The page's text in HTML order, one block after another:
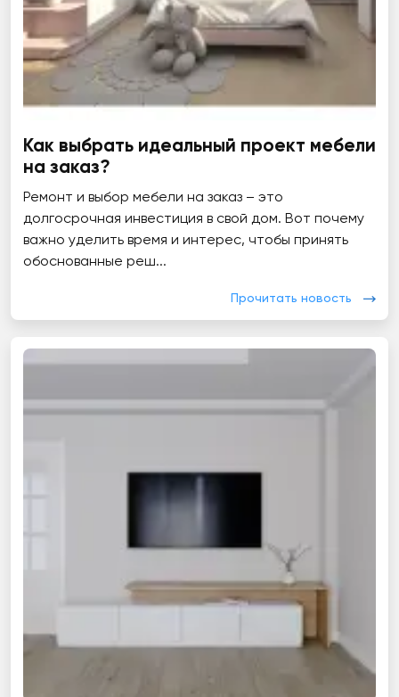
Как выбрать идеальный проект мебели
на заказ?
Ремонт и выбор мебели на заказ – это
долгосрочная инвестиция в свой дом. Вот почему
важно уделить время и интерес, чтобы принять
обоснованные реш...
Прочитать новость